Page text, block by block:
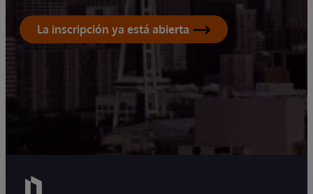
La inscripción ya está abierta